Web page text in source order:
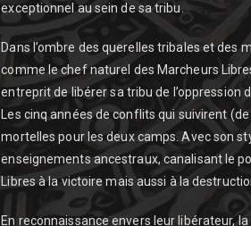
exceptionnel au sein de sa tribu.
Dans l’ombre des querelles tribales et des
comme le chef naturel des Marcheurs
entreprit de libérer sa tribu de l’oppression
Les cinq années de conflits qui suivirent
mortelles pour les deux camps. Avec son
enseignements ancestraux, canalisant le
Libres à la victoire mais aussi à la
En reconnaissance envers leur libérateur,